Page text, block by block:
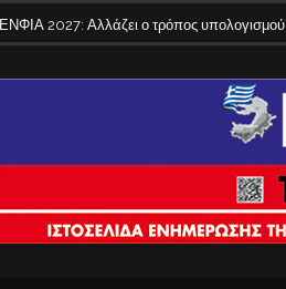
ΕΝΦΙΑ 2027: Αλλάζει ο τρόπος υπολογισμού